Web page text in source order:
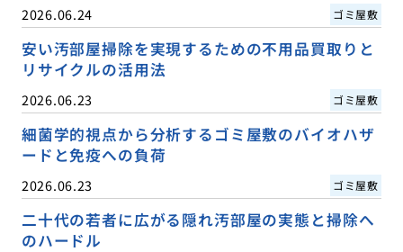
2026.06.24 ゴミ屋敷
安い汚部屋掃除を実現するための不用品買取りと
リサイクルの活用法
2026.06.23 ゴミ屋敷
細菌学的視点から分析するゴミ屋敷のバイオハザ
ードと免疫への負荷
2026.06.23 ゴミ屋敷
二十代の若者に広がる隠れ汚部屋の実態と掃除へ
のハードル